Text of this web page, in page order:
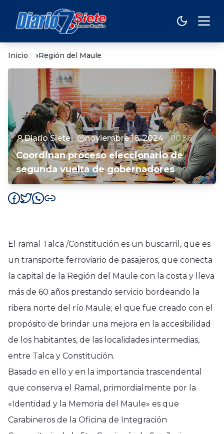
Inicio Región del Maule
Diario Siete noviembre 16, 2024 00:56
Coordinan proceso eleccionario de
segunda vuelta de gobernadores
El ramal Talca /Constitución es un buscarril, que es
un transporte ferroviario de pasajeros, que conecta
la capital de la Región del Maule con la costa y lleva
más de 60 años prestando servicio bordeando la
ribera norte del río Maule; el que fue creado con el
propósito de brindar una mejora en la accesibilidad
de los habitantes, de las localidades intermedias,
entre Talca y Constitución.
Basado en ello y en la importancia trascendental
que conserva el Ramal, primordialmente por la
«Identidad y la Memoria del Maule» es que
Carabineros de la Oficina de Integración